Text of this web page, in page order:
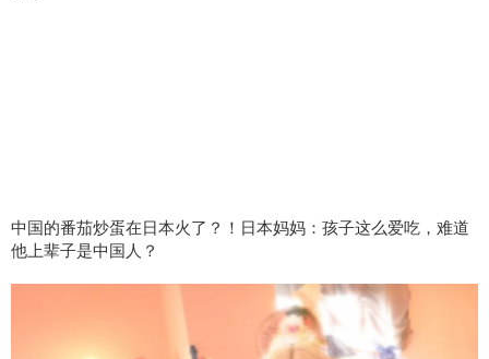
中国的番茄炒蛋在日本火了？！日本妈妈：孩子这么爱吃，难道
他上辈子是中国人？